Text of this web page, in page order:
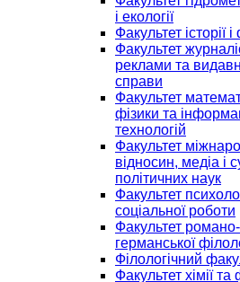
і екології
Факультет історії і
Факультет
реклами та
справи
Факультет
фізики та
технологій
Факультет
відносин, медіа і
політичних наук
Факультет
соціальної роботи
Факультет романо-
германської
Філологічний
Факультет хімії та